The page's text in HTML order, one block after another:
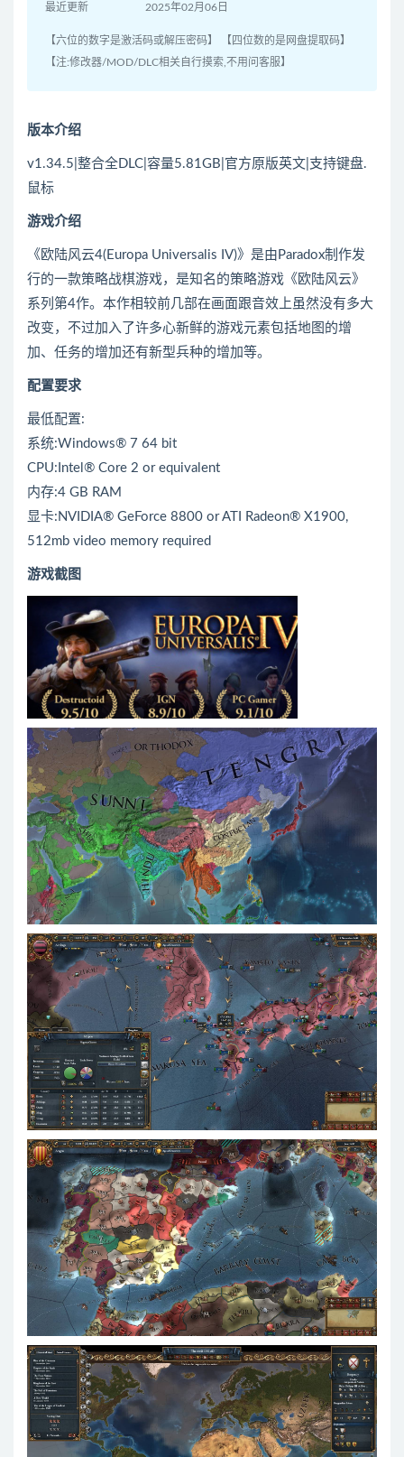
最近更新 2025年02月06日
【六位的数字是激活码或解压密码】 【四位数的是网盘提取码】
【注:修改器/MOD/DLC相关自行摸索,不用问客服】
版本介绍
v1.34.5|整合全DLC|容量5.81GB|官方原版英文|支持键盘.
鼠标
游戏介绍
《欧陆风云4(Europa Universalis IV)》是由Paradox制作发
行的一款策略战棋游戏，是知名的策略游戏《欧陆风云》
系列第4作。本作相较前几部在画面跟音效上虽然没有多大
改变，不过加入了许多心新鲜的游戏元素包括地图的增
加、任务的增加还有新型兵种的增加等。
配置要求
最低配置:
系统:Windows® 7 64 bit
CPU:Intel® Core 2 or equivalent
内存:4 GB RAM
显卡:NVIDIA® GeForce 8800 or ATI Radeon® X1900,
512mb video memory required
游戏截图